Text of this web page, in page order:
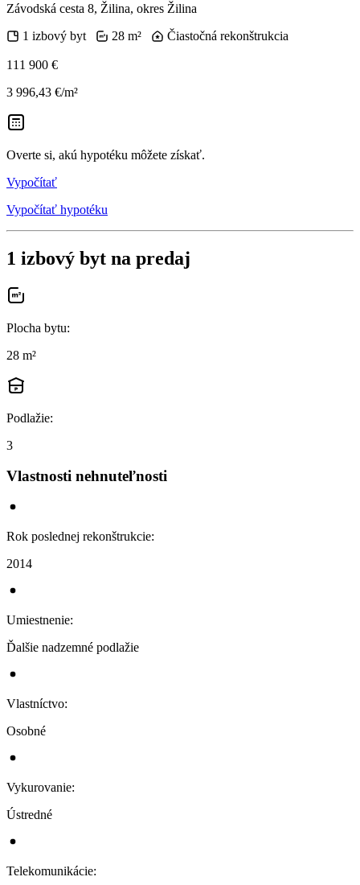
Závodská cesta 8, Žilina, okres Žilina
1 izbový byt
28 m² Čiastočná rekonštrukcia
111 900 €
3 996,43 €/m²
Overte si, akú hypotéku môžete získať.
Vypočítať
Vypočítať hypotéku
1 izbový byt na predaj
Plocha bytu:
28 m²
Podlažie:
3
Vlastnosti nehnuteľnosti
Rok poslednej rekonštrukcie:
2014
Umiestnenie:
Ďalšie nadzemné podlažie
Vlastníctvo:
Osobné
Vykurovanie:
Ústredné
Telekomunikácie: